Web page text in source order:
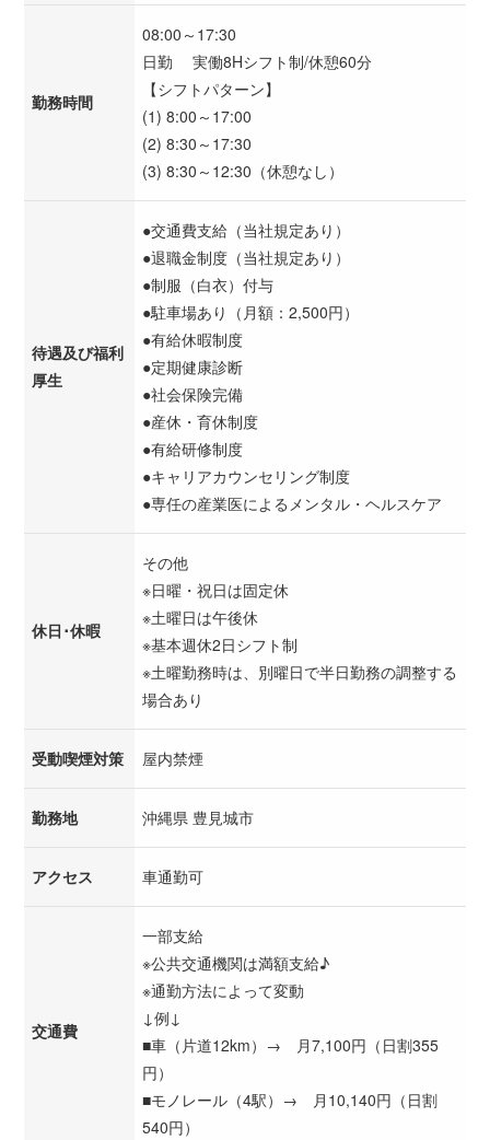
勤務時間
08:00～17:30
日勤 実働8Hシフト制/休憩60分
【シフトパターン】
(1) 8:00～17:00
(2) 8:30～17:30
(3) 8:30～12:30（休憩なし）
待遇及び福利
厚生
●交通費支給（当社規定あり）
●退職金制度（当社規定あり）
●制服（白衣）付与
●駐車場あり（月額：2,500円）
●有給休暇制度
●定期健康診断
●社会保険完備
●産休・育休制度
●有給研修制度
●キャリアカウンセリング制度
●専任の産業医によるメンタル・ヘルスケア
休日･休暇
その他
※日曜・祝日は固定休
※土曜日は午後休
※基本週休2日シフト制
※土曜勤務時は、別曜日で半日勤務の調整する
場合あり
受動喫煙対策 屋内禁煙
勤務地 沖縄県 豊見城市
アクセス 車通勤可
交通費
一部支給
※公共交通機関は満額支給♪
※通勤方法によって変動
↓例↓
■車（片道12km）→ 月7,100円（日割355
円）
■モノレール（4駅）→ 月10,140円（日割
540円）